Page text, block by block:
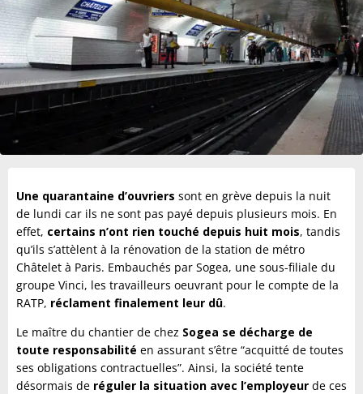
Une quarantaine d’ouvriers sont en grève depuis la nuit
de lundi car ils ne sont pas payé depuis plusieurs mois. En
effet, certains n’ont rien touché depuis huit mois, tandis
qu’ils s’attèlent à la rénovation de la station de métro
Châtelet à Paris. Embauchés par Sogea, une sous-filiale du
groupe Vinci, les travailleurs oeuvrant pour le compte de la
RATP, réclament finalement leur dû.
Le maître du chantier de chez Sogea se décharge de
toute responsabilité en assurant s’être “acquitté de toutes
ses obligations contractuelles”. Ainsi, la société tente
désormais de réguler la situation avec l’employeur de ces